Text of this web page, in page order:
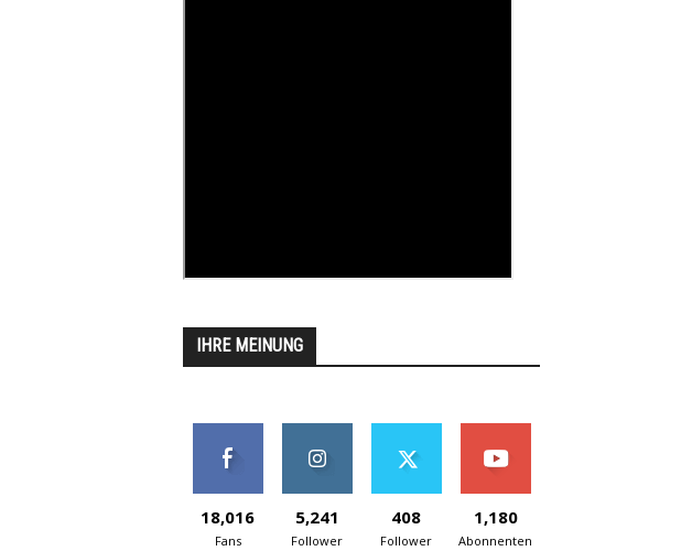
IHRE MEINUNG
18,016
Fans
5,241
Follower
408
Follower
1,180
Abonnenten